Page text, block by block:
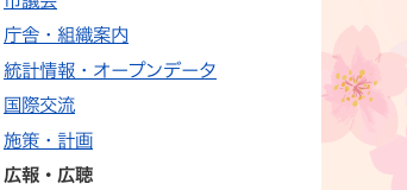
庁舎・組織案内
統計情報・オープンデータ
国際交流
施策・計画
広報・広聴